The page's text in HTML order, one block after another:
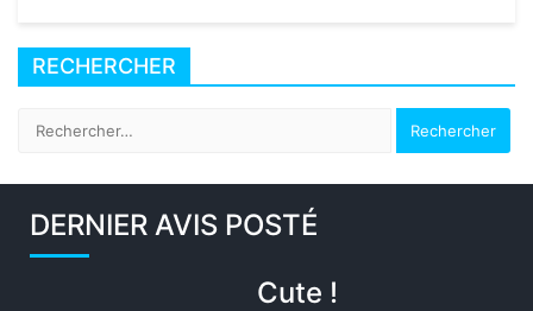
RECHERCHER
DERNIER AVIS POSTÉ
Cute !